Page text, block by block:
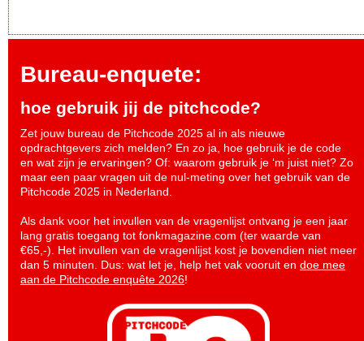
Bureau-enquete:
hoe gebruik jij de pitchcode?
Zet jouw bureau de Pitchcode 2025 al in als nieuwe
opdrachtgevers zich melden? En zo ja, hoe gebruik je de code
en wat zijn je ervaringen? Of: waarom gebruik je ‘m juist niet? Zo
maar een paar vragen uit de nul-meting over het gebruik van de
Pitchcode 2025 in Nederland.
Als dank voor het invullen van de vragenlijst ontvang je een jaar
lang gratis toegang tot fonkmagazine.com (ter waarde van
€65,-). Het invullen van de vragenlijst kost je bovendien niet meer
dan 5 minuten. Dus: wat let je, help het vak vooruit en doe mee
aan de Pitchcode enquête 2026!